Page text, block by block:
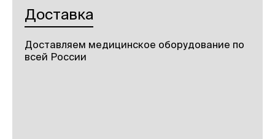
Доставка
Доставляем медицинское оборудование по
всей России